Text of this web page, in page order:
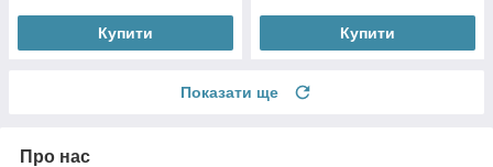
Купити Купити
Показати ще
Про нас